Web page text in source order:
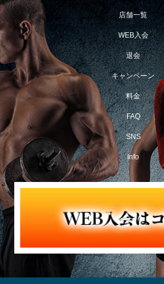
店舗一覧
WEB入会
退会
キャンペーン
料金
FAQ
SNS
Info